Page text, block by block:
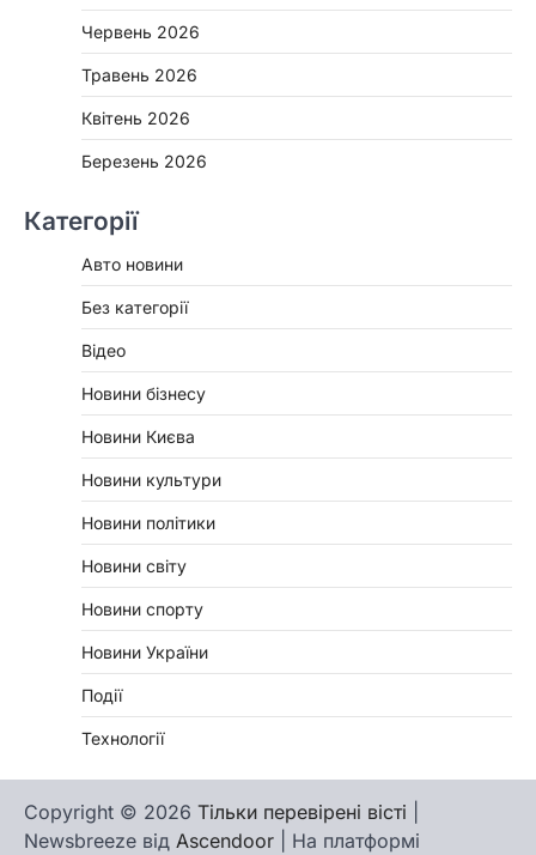
Червень 2026
Травень 2026
Квітень 2026
Березень 2026
Категорії
Авто новини
Без категорії
Відео
Новини бізнесу
Новини Києва
Новини культури
Новини політики
Новини світу
Новини спорту
Новини України
Події
Технології
Copyright © 2026 Тільки перевірені вісті
Newsbreeze від Ascendoor | На платформі